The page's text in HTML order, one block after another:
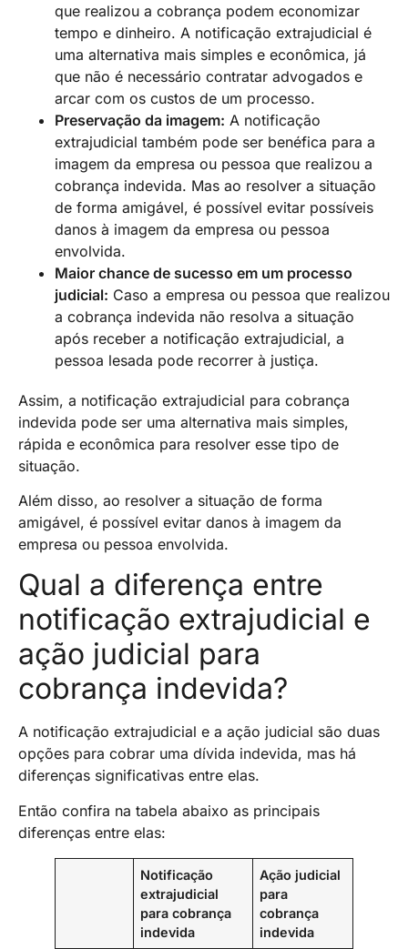
que realizou a cobrança podem economizar
tempo e dinheiro. A notificação extrajudicial é
uma alternativa mais simples e econômica, já
que não é necessário contratar advogados e
arcar com os custos de um processo.
Preservação da imagem: A notificação
extrajudicial também pode ser benéfica para a
imagem da empresa ou pessoa que realizou a
cobrança indevida. Mas ao resolver a situação
de forma amigável, é possível evitar possíveis
danos à imagem da empresa ou pessoa
envolvida.
Maior chance de sucesso em um processo
judicial: Caso a empresa ou pessoa que realizou
a cobrança indevida não resolva a situação
após receber a notificação extrajudicial, a
pessoa lesada pode recorrer à justiça.
Assim, a notificação extrajudicial para cobrança
indevida pode ser uma alternativa mais simples,
rápida e econômica para resolver esse tipo de
situação.
Além disso, ao resolver a situação de forma
amigável, é possível evitar danos à imagem da
empresa ou pessoa envolvida.
Qual a diferença entre
notificação extrajudicial e
ação judicial para
cobrança indevida?
A notificação extrajudicial e a ação judicial são duas
opções para cobrar uma dívida indevida, mas há
diferenças significativas entre elas.
Então confira na tabela abaixo as principais
diferenças entre elas:
Notificação
extrajudicial
para cobrança
indevida
Ação judicial
para
cobrança
indevida